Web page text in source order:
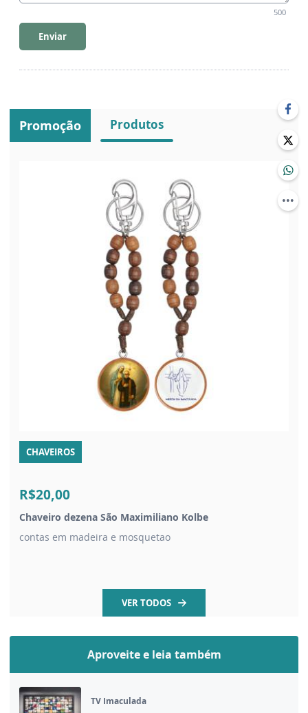
500
Enviar
Promoção Produtos
CHAVEIROS
R$20,00
Chaveiro dezena São Maximiliano Kolbe
contas em madeira e mosquetao
VER TODOS
Aproveite e leia também
TV Imaculada